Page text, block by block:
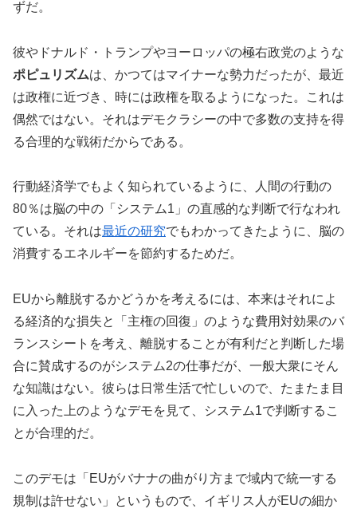
ずだ。
彼やドナルド・トランプやヨーロッパの極右政党のような
ポピュリズムは、かつてはマイナーな勢力だったが、最近
は政権に近づき、時には政権を取るようになった。これは
偶然ではない。それはデモクラシーの中で多数の支持を得
る合理的な戦術だからである。
行動経済学でもよく知られているように、人間の行動の
80％は脳の中の「システム1」の直感的な判断で行なわれ
ている。それは最近の研究でもわかってきたように、脳の
消費するエネルギーを節約するためだ。
EUから離脱するかどうかを考えるには、本来はそれによ
る経済的な損失と「主権の回復」のような費用対効果のバ
ランスシートを考え、離脱することが有利だと判断した場
合に賛成するのがシステム2の仕事だが、一般大衆にそん
な知識はない。彼らは日常生活で忙しいので、たまたま目
に入った上のようなデモを見て、システム1で判断するこ
とが合理的だ。
このデモは「EUがバナナの曲がり方まで域内で統一する
規制は許せない」というもので、イギリス人がEUの細か